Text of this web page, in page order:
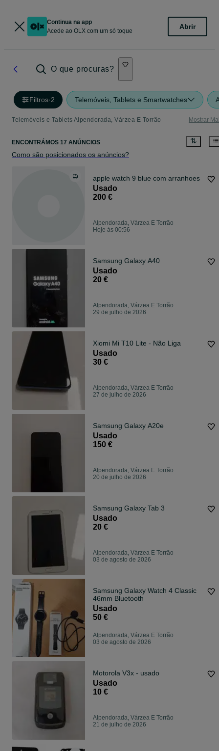
Continua na app
Acede ao OLX com um só toque
Abrir
O que procuras?
Filtros·2 Telemóveis, Tablets e Smartwatches
Telemóveis e Tablets Alpendorada, Várzea E Torrão Mostrar
ENCONTRÁMOS 17 ANÚNCIOS
Como são posicionados os anúncios?
apple watch 9 blue com arranhoes
Usado
200 €
Alpendorada, Várzea E Torrão
Hoje às 00:56
Samsung Galaxy A40
Usado
20 €
Alpendorada, Várzea E Torrão
29 de julho de 2026
Xiomi Mi T10 Lite - Não Liga
Usado
30 €
Alpendorada, Várzea E Torrão
27 de julho de 2026
Samsung Galaxy A20e
Usado
150 €
Alpendorada, Várzea E Torrão
20 de julho de 2026
Samsung Galaxy Tab 3
Usado
20 €
Alpendorada, Várzea E Torrão
03 de agosto de 2026
Samsung Galaxy Watch 4 Classic
46mm Bluetooth
Usado
50 €
Alpendorada, Várzea E Torrão
03 de agosto de 2026
Motorola V3x - usado
Usado
10 €
Alpendorada, Várzea E Torrão
21 de julho de 2026